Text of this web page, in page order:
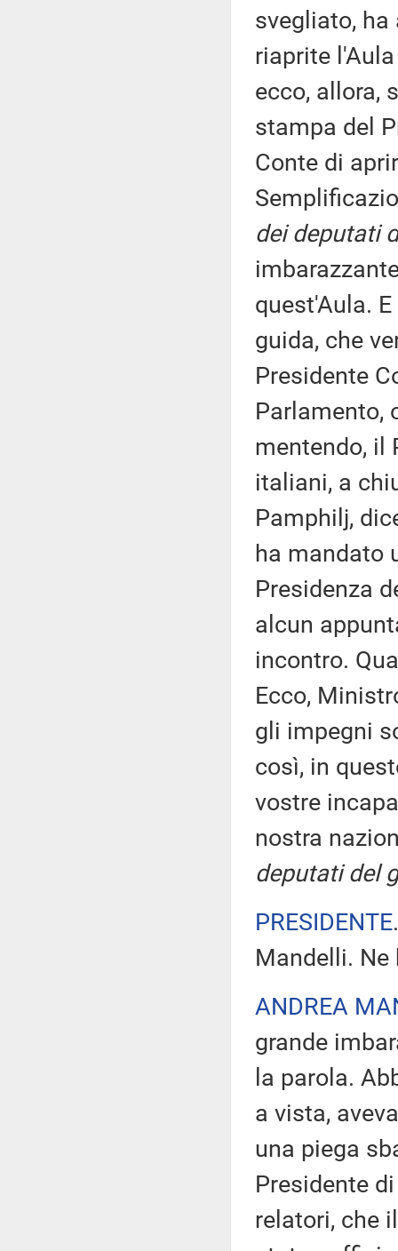
svegliato,
riaprite
ecco, allora,
stampa del
Conte di
dei deputati
quest'Aula.
guida, che
Presidente
Parlamento,
mentendo, il
italiani, a
Pamphilj,
ha mandato
Presidenza
alcun
incontro.
Ecco,
gli impegni
così, in
vostre
nostra
deputati del
PRESIDENTE
Mandelli.
ANDREA
grande
la parola.
a vista,
una piega
Presidente
relatori, che